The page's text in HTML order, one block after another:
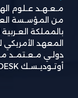
مـعـهـد عـلوم
من المؤسـسة
بالمملكة
أوتـوديـسـك AUTODESK.